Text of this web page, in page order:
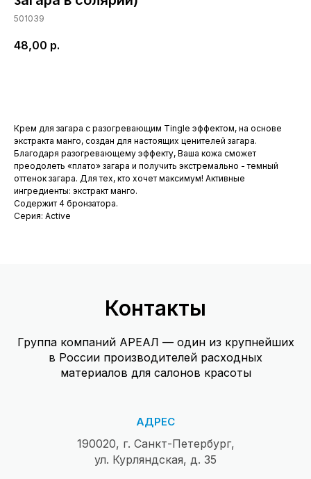
501039
48,00 р.
Крем для загара с разогревающим Tingle эффектом, на основе
экстракта манго, создан для настоящих ценителей загара.
Благодаря разогревающему эффекту, Ваша кожа сможет
преодолеть «плато» загара и получить экстремально - темный
оттенок загара. Для тех, кто хочет максимум! Активные
ингредиенты: экстракт манго.
Содержит 4 бронзатора.
Серия: Active
Контакты
Группа компаний АРЕАЛ — один из крупнейших
в России производителей расходных
материалов для салонов красоты
АДРЕС
190020, г. Санкт-Петербург,
ул. Курляндская, д. 35